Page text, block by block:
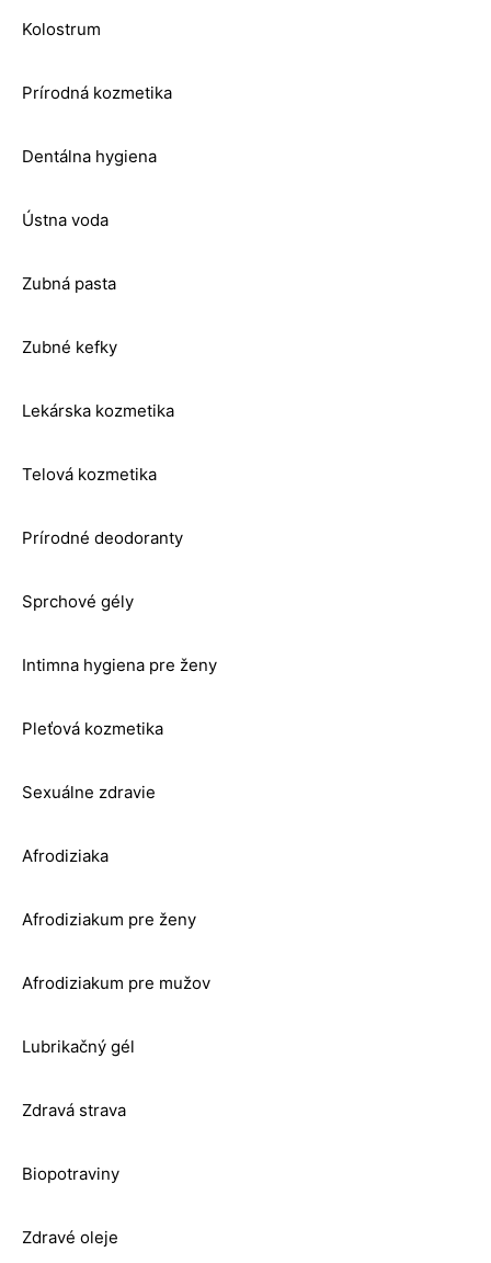
Kolostrum
Prírodná kozmetika
Dentálna hygiena
Ústna voda
Zubná pasta
Zubné kefky
Lekárska kozmetika
Telová kozmetika
Prírodné deodoranty
Sprchové gély
Intimna hygiena pre ženy
Pleťová kozmetika
Sexuálne zdravie
Afrodiziaka
Afrodiziakum pre ženy
Afrodiziakum pre mužov
Lubrikačný gél
Zdravá strava
Biopotraviny
Zdravé oleje